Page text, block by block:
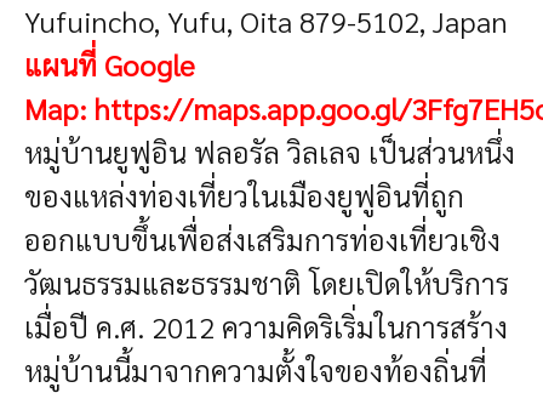
Yufuincho, Yufu, Oita 879-5102, Japan
แผนที่ Google
Map: https://maps.app.goo.gl/
หมู่บ้านยูฟูอิน ฟลอรัล วิลเลจ เป็นส่วนหนึ่ง
ของแหล่งท่องเที่ยวในเมืองยูฟูอินที่ถูก
ออกแบบขึ้นเพื่อส่งเสริมการท่องเที่ยวเชิง
วัฒนธรรมและธรรมชาติ โดยเปิดให้บริการ
เมื่อปี ค.ศ. 2012 ความคิดริเริ่มในการสร้าง
หมู่บ้านนี้มาจากความตั้งใจของท้องถิ่นที่